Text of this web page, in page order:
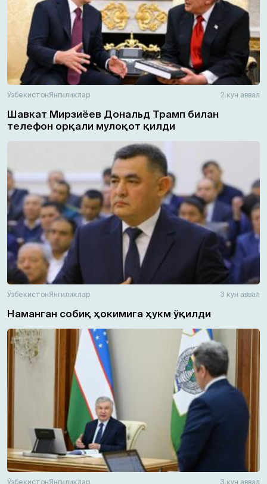
ЎзбекистонЯнгиликлар 2 кун аввал
Шавкат Мирзиёев Дональд Трамп билан
телефон орқали мулоқот қилди
ЎзбекистонЯнгиликлар 3 кун аввал
Наманган собиқ ҳокимига ҳукм ўқилди
ЎзбекистонЯнгиликлар 3 кун аввал